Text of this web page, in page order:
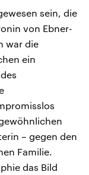
sein, die
von Ebner-
war die
ein
– gegen den
Familie.
das Bild